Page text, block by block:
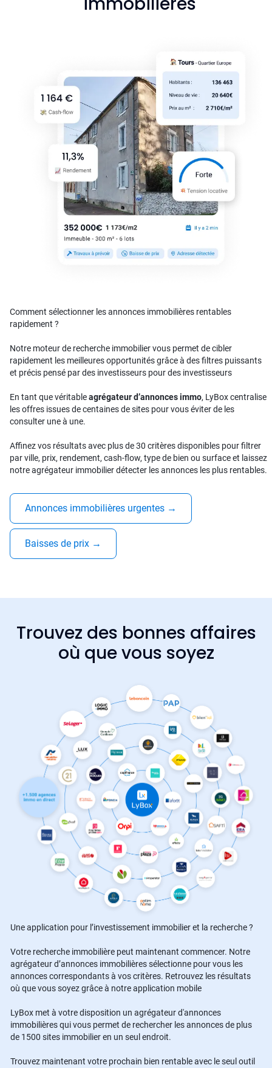
Comment sélectionner les annonces immobilières rentables
rapidement ?
Notre moteur de recherche immobilier vous permet de cibler
rapidement les meilleures opportunités grâce à des filtres puissants
et précis pensé par des investisseurs pour des investisseurs
En tant que véritableagrégateur d’annonces immo, LyBox centralise
les offres issues de centaines de sites pour vous éviter de les
consulter une à une.
Affinez vos résultats avec plus de 30 critères disponibles pour filtrer
par ville, prix, rendement, cash-flow, type de bien ou surface et laissez
notre agrégateur immobilier détecter les annonces les plus rentables.
Annonces immobilières urgentes →
Baisses de prix →
Trouvez des bonnes affaires
où que vous soyez
Une application pour l’investissement immobilier et la recherche ?
Votre recherche immobilière peut maintenant commencer. Notre
agrégateur d’annonces immobilières sélectionne pour vous les
annonces correspondants à vos critères. Retrouvez les résultats
où que vous soyez grâce à notre application mobile
LyBox met à votre disposition un agrégateur d'annonces
immobilières qui vous permet de rechercher les annonces de plus
de 1500 sites immobilier en un seul endroit.
Trouvez maintenant votre prochain bien rentable avec le seul outil